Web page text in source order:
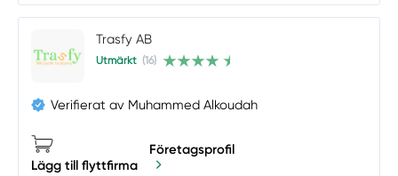
Trasfy AB
Utmärkt (16)
Verifierat av Muhammed Alkoudah
Lägg till flyttfirma
Företagsprofil